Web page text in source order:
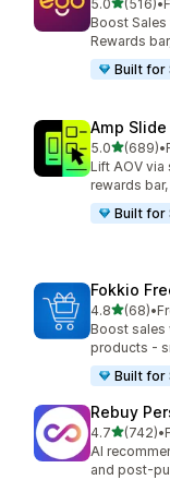
5.0 (516)
合計レビュ•
Boost Sales
Rewards
Built for
Amp
5.05つ星中
(689)
合計レビュ •
Lift AOV via
rewards
Built for
Fokkio
4.85つ星中
(68)
合計レビュ
•
Boost sales
products -
Built for
Rebuy
4.75つ星中
(742)
合計レビュ•
AI
and post-